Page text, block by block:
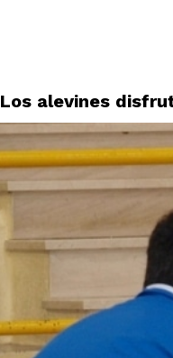
Los alevines